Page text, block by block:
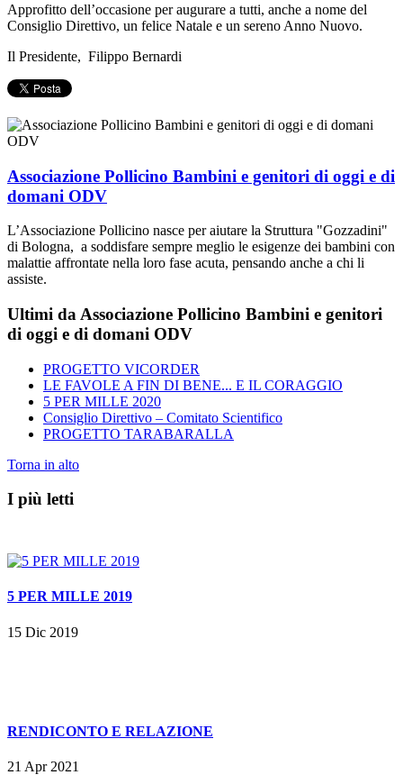
Approfitto dell’occasione per augurare a tutti, anche a nome del
Consiglio Direttivo, un felice Natale e un sereno Anno Nuovo.
Il Presidente, Filippo Bernardi
Associazione Pollicino Bambini e genitori di oggi e di
domani ODV
L’Associazione Pollicino nasce per aiutare la Struttura "Gozzadini"
di Bologna, a soddisfare sempre meglio le esigenze dei bambini con
malattie affrontate nella loro fase acuta, pensando anche a chi li
assiste.
Ultimi da Associazione Pollicino Bambini e genitori
di oggi e di domani ODV
PROGETTO VICORDER
LE FAVOLE A FIN DI BENE... E IL CORAGGIO
5 PER MILLE 2020
Consiglio Direttivo – Comitato Scientifico
PROGETTO TARABARALLA
Torna in alto
I più letti
5 PER MILLE 2019
15 Dic 2019
RENDICONTO E RELAZIONE
21 Apr 2021